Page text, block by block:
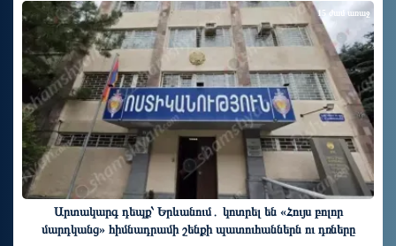
Արտակարգ դեպք՝ Երևանում․ կոտրել են «Հույս բոլոր
մարդկանց» հիմնադրամի շենքի պատուհաններն ու դռները
15 ժամ առաջ